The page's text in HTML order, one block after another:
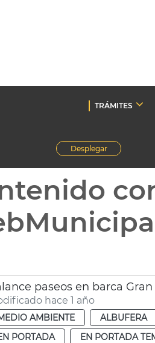
TRÁMITES
Desplegar
paseos en barca
hace 1 año
AMBIENTE ALBUFERA
PORTADA
EN PORTADA